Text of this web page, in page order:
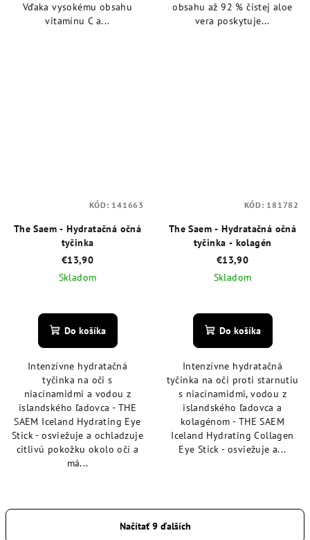
Vďaka vysokému obsahu
vitamínu C a...
obsahu až 92 % čistej aloe
vera poskytuje...
The Saem - Hydratačná očná
tyčinka
€13,90
Skladom
hodnotenie
produktu
z
5
hviezdičiek.
Do košíka
Intenzívne hydratačná
tyčinka na oči s
niacínamidmi a vodou z
islandského ľadovca - THE
SAEM Iceland Hydrating Eye
Stick - osviežuje a ochladzuje
citlivú pokožku okolo očí a
má...
KÓD: 141663
The Saem - Hydratačná očná
tyčinka - kolagén
€13,90
Skladom
hodnotenie
produktu
z
5
hviezdičiek.
Do košíka
Intenzívne hydratačná
tyčinka na oči proti starnutiu
s niacínamidmi, vodou z
islandského ľadovca a
kolagénom - THE SAEM
Iceland Hydrating Collagen
Eye Stick - osviežuje a...
KÓD: 181782
Načítať 9 ďalších